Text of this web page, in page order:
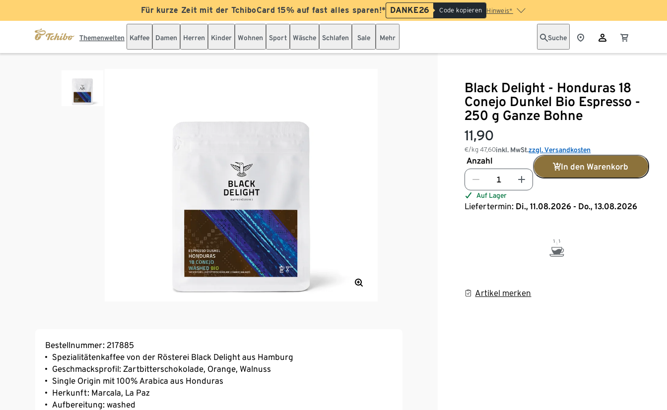
Für kurze Zeit mit der TchiboCard 15% auf fast alles sparen!* DANKE26 Code kopieren Hinweis*
Themenwelten Kaffee Damen Herren Kinder Wohnen Sport Wäsche Schlafen Sale Mehr Suche
Black Delight - Honduras 18
Conejo Dunkel Bio Espresso -
250 g Ganze Bohne
11,90
€/kg47,60inkl. MwSt.zzgl. Versandkosten
Anzahl
In den Warenkorb
Auf Lager
Liefertermin: Di., 11.08.2026 - Do., 13.08.2026
Artikel merken
Bestellnummer: 217885
Spezialitätenkaffee von der Rösterei Black Delight aus Hamburg
Geschmacksprofil: Zartbitterschokolade, Orange, Walnuss
Single Origin mit 100% Arabica aus Honduras
Herkunft: Marcala, La Paz
Aufbereitung: washed